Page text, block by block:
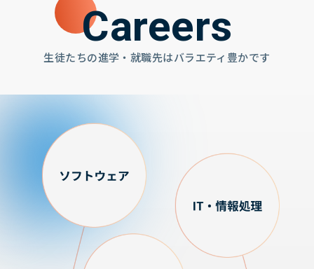
Careers
生徒たちの進学・就職先はバラエティ豊かです